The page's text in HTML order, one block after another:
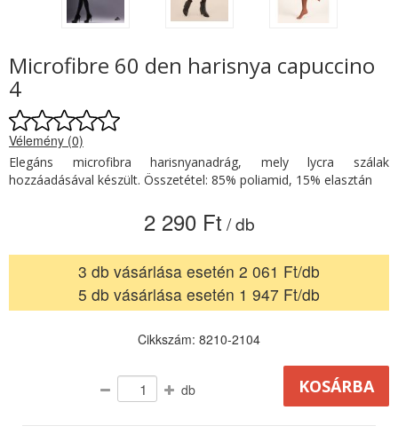
Microfibre 60 den harisnya capuccino
4
Vélemény (0)
Elegáns microfibra harisnyanadrág, mely lycra szálak
hozzáadásával készült. Összetétel: 85% poliamid, 15% elasztán
2 290 Ft / db
3 db vásárlása esetén 2 061 Ft/db
5 db vásárlása esetén 1 947 Ft/db
Cikkszám: 8210-2104
db